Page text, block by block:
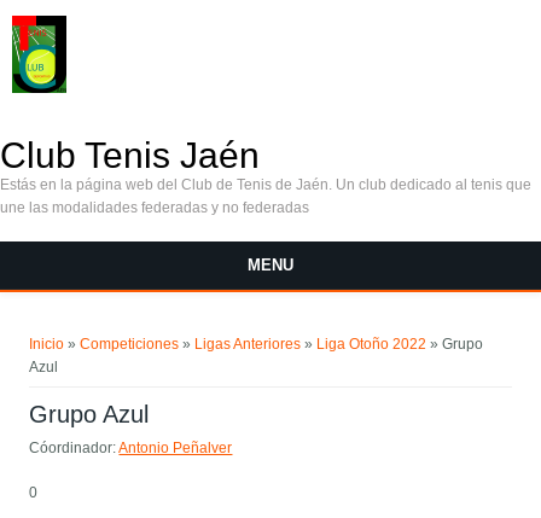
Club Tenis Jaén
Estás en la página web del Club de Tenis de Jaén. Un club dedicado al tenis que
une las modalidades federadas y no federadas
MENU
Inicio »Competiciones » Ligas Anteriores » Liga Otoño 2022 » Grupo
Azul
Grupo Azul
Cóordinador:Antonio Peñalver
0